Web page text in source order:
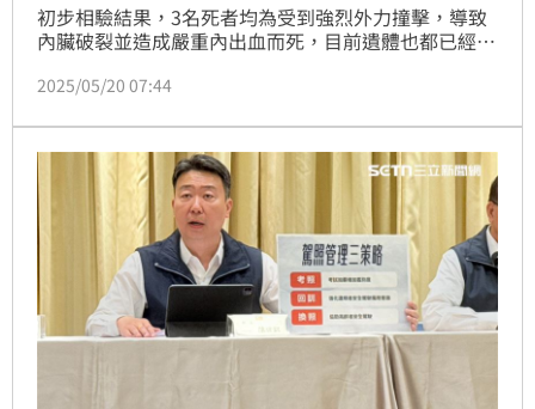
初步相驗結果，3名死者均為受到強烈外力撞擊，導致
內臟破裂並造成嚴重內出血而死，目前遺體也都已經發
2025/05/20 07:44